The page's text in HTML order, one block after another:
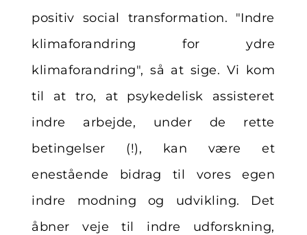
positiv social transformation. "Indre
klimaforandring for ydre
klimaforandring", så at sige. Vi kom
til at tro, at psykedelisk assisteret
indre arbejde, under de rette
betingelser (!), kan være et
enestående bidrag til vores egen
indre modning og udvikling. Det
åbner veje til indre udforskning,